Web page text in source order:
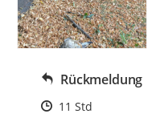
Rückmeldung
Zeitpunkt des
11 Std